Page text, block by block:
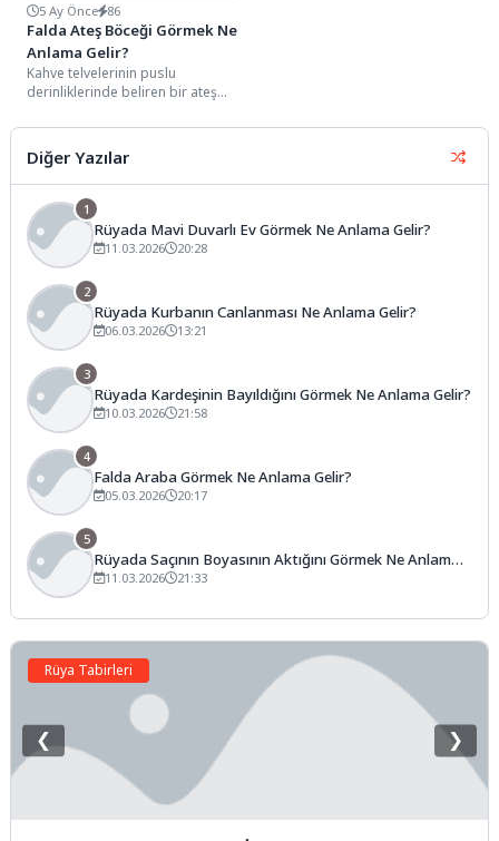
5 Ay Önce 86
Falda Ateş Böceği Görmek Ne
Anlama Gelir?
Kahve telvelerinin puslu
derinliklerinde beliren bir ateş
dünyasında karanlığın en koyu
olduğu...
Diğer Yazılar
1
Rüyada Mavi Duvarlı Ev Görmek Ne Anlama Gelir?
11.03.2026 20:28
2
Rüyada Kurbanın Canlanması Ne Anlama Gelir?
06.03.2026 13:21
3
Rüyada Kardeşinin Bayıldığını Görmek Ne Anlama Gelir?
10.03.2026 21:58
4
Falda Araba Görmek Ne Anlama Gelir?
05.03.2026 20:17
5
Rüyada Saçının Boyasının Aktığını Görmek Ne Anlama
Gelir?
11.03.2026 21:33
Rüya Tabirleri
❮ ❯